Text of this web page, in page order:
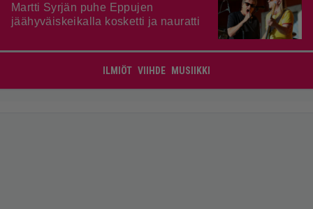
Martti Syrjän puhe Eppujen
jäähyväiskeikalla kosketti ja nauratti
ILMIÖT VIIHDE MUSIIKKI